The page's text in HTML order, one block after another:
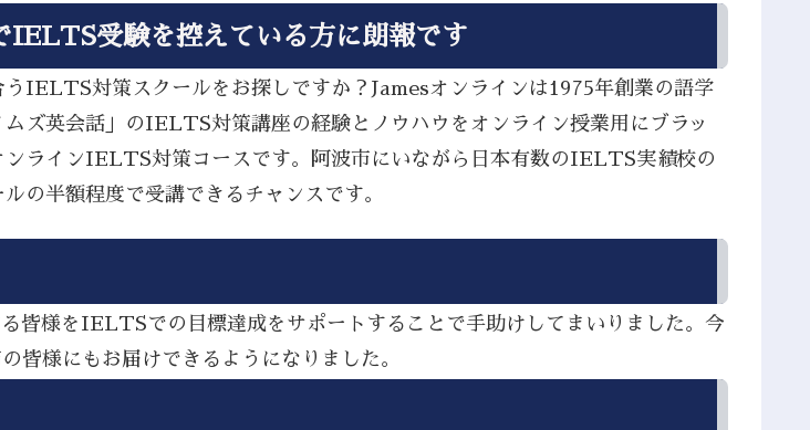
IELTS受験を控えている方に朗報です
うIELTS対策スクールをお探しですか？Jamesオンラインは1975年創業の語学
ムズ英会話」のIELTS対策講座の経験とノウハウをオンライン授業用にブラッ
ンラインIELTS対策コースです。阿波市にいながら日本有数のIELTS実績校の
の半額程度で受講できるチャンスです。
皆様をIELTSでの目標達成をサポートすることで手助けしてまいりました。今
皆様にもお届けできるようになりました。